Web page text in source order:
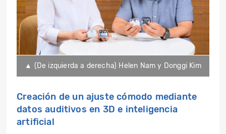
▲ (De izquierda a derecha) Helen Nam y Donggi Kim
Creación de un ajuste cómodo mediante
datos auditivos en 3D e inteligencia
artificial